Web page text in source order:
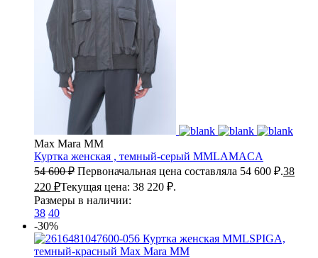
Max Mara MM
Куртка женская , темный-серый MMLAMACA
54 600₽ Первоначальная цена составляла 54 600 ₽.38
220 ₽Текущая цена: 38 220 ₽.
Размеры в наличии:
38 40
-30%